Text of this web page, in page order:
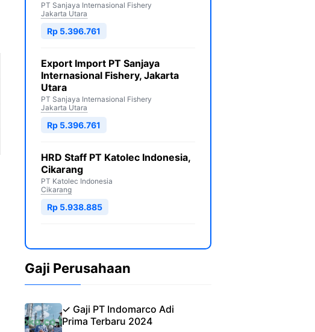
PT Sanjaya Internasional Fishery
Jakarta Utara
Rp 5.396.761
Export Import PT Sanjaya
Internasional Fishery, Jakarta
Utara
PT Sanjaya Internasional Fishery
Jakarta Utara
Rp 5.396.761
HRD Staff PT Katolec Indonesia,
Cikarang
PT Katolec Indonesia
Cikarang
Rp 5.938.885
Gaji Perusahaan
✓ Gaji PT Indomarco Adi
Prima Terbaru 2024